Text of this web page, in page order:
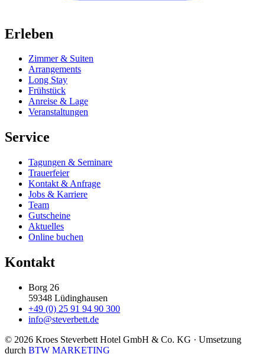
Erleben
Zimmer & Suiten
Arrangements
Long Stay
Frühstück
Anreise & Lage
Veranstaltungen
Service
Tagungen & Seminare
Trauerfeier
Kontakt & Anfrage
Jobs & Karriere
Team
Gutscheine
Aktuelles
Online buchen
Kontakt
Borg 26
59348 Lüdinghausen
+49 (0) 25 91 94 90 300
info@steverbett.de
© 2026 Kroes Steverbett Hotel GmbH & Co. KG · Umsetzung
durch BTW MARKETING